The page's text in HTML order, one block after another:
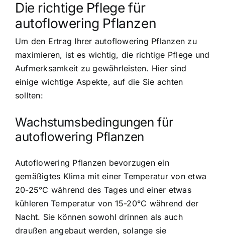
Die richtige Pflege für
autoflowering Pflanzen
Um den Ertrag Ihrer autoflowering Pflanzen zu
maximieren, ist es wichtig, die richtige Pflege und
Aufmerksamkeit zu gewährleisten. Hier sind
einige wichtige Aspekte, auf die Sie achten
sollten:
Wachstumsbedingungen für
autoflowering Pflanzen
Autoflowering Pflanzen bevorzugen ein
gemäßigtes Klima mit einer Temperatur von etwa
20-25°C während des Tages und einer etwas
kühleren Temperatur von 15-20°C während der
Nacht. Sie können sowohl drinnen als auch
draußen angebaut werden, solange sie